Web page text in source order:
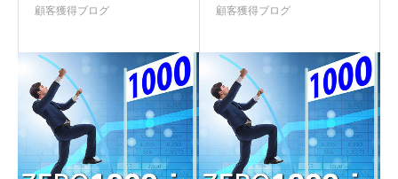
顧客獲得ブログ
顧客獲得ブログ